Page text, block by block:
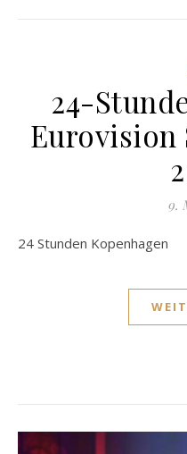
24-
Eurovision
9.
24 Stunden Kopenhagen